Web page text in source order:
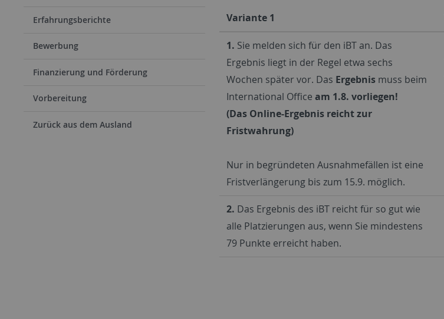
Erfahrungsberichte
Bewerbung
Finanzierung und Förderung
Vorbereitung
Zurück aus dem Ausland
Variante 1
1. Sie melden sich für den iBT an. Das
Ergebnis liegt in der Regel etwa sechs
Wochen später vor. Das Ergebnis muss beim
International Office am 1.8. vorliegen!
(Das Online-Ergebnis reicht zur
Fristwahrung)
Nur in begründeten Ausnahmefällen ist eine
Fristverlängerung bis zum 15.9. möglich.
2. Das Ergebnis des iBT reicht für so gut wie
alle Platzierungen aus, wenn Sie mindestens
79 Punkte erreicht haben.